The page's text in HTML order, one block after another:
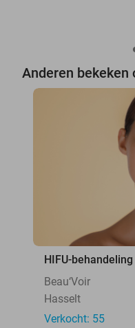
Anderen bekeken
HIFU-
Beau‘Voir
Hasselt
Verkocht: 55